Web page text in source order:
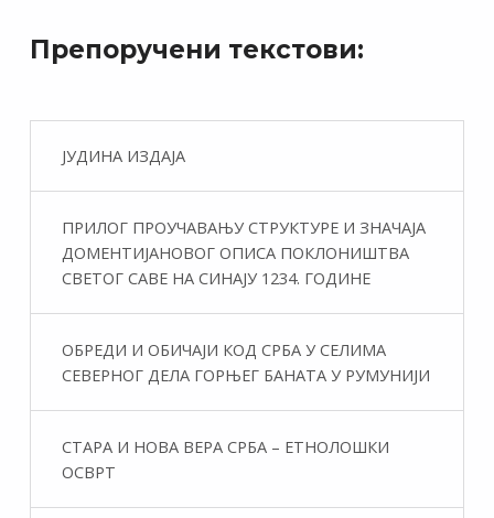
Препоручени текстови:
ЈУДИНА ИЗДАЈА
ПРИЛОГ ПРОУЧАВАЊУ СТРУКТУРЕ И ЗНАЧАЈА
ДОМЕНТИЈАНОВОГ ОПИСА ПОКЛОНИШТВА
СВЕТОГ САВЕ НА СИНАЈУ 1234. ГОДИНЕ
ОБРЕДИ И ОБИЧАЈИ КОД СРБА У СЕЛИМА
СЕВЕРНОГ ДЕЛА ГОРЊЕГ БАНАТА У РУМУНИЈИ
СТАРА И НОВА ВЕРА СРБА – ЕТНОЛОШКИ
ОСВРТ